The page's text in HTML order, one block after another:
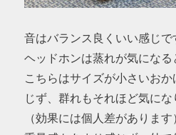
音はバランス良くいい感じで
ヘッドホンは蒸れが気になる
こちらはサイズが小さいお
じず、群れもそれほど気にな
（効果には個人差があります